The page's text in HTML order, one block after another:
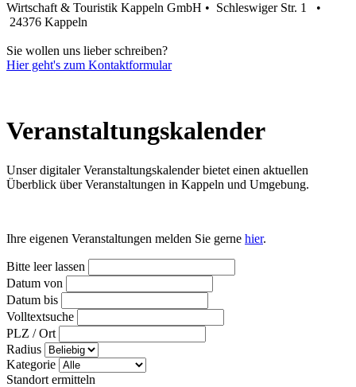
Wirtschaft & Touristik Kappeln GmbH • Schleswiger Str. 1 •
24376 Kappeln
Sie wollen uns lieber schreiben?
Hier geht's zum Kontaktformular
Veranstaltungs­kalender
Unser digitaler Veranstaltungskalender bietet einen aktuellen
Überblick über Veranstaltungen in Kappeln und Umgebung.
Ihre eigenen Veranstaltungen melden Sie gerne hier.
Bitte leer lassen
Datum von
Datum bis
Volltextsuche
PLZ / Ort
Radius
Kategorie
Standort ermitteln